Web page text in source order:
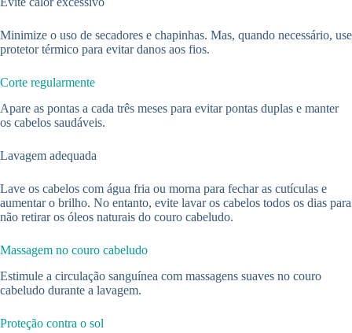
Minimize o uso de secadores e chapinhas. Mas, quando necessário, use
protetor térmico para evitar danos aos fios.
Corte regularmente
Apare as pontas a cada três meses para evitar pontas duplas e manter
os cabelos saudáveis.
Lavagem adequada
Lave os cabelos com água fria ou morna para fechar as cutículas e
aumentar o brilho. No entanto, evite lavar os cabelos todos os dias para
não retirar os óleos naturais do couro cabeludo.
Massagem no couro cabeludo
Estimule a circulação sanguínea com massagens suaves no couro
cabeludo durante a lavagem.
Proteção contra o sol